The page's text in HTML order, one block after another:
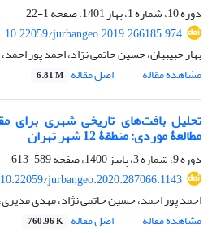
دوره 10، شماره 1، بهار 1401، صفحه
1-22
10.22059/jurbangeo.2019.266185.974
بهار حبیبیان، حسین حاتمی نژاد، احمد پور
مشاهده مقاله
اصل مقاله 6.81 M
تحلیل بافت‌های تاریخی شهری برای
مطالعۀ موردی: منطقۀ 12 شهر تهران
دوره 9، شماره 3، پاییز 1400، صفحه
589-613
10.22059/jurbangeo.2020.287066.1143
احمد پور احمد، حسین حاتمی نژاد، مهدی
مشاهده مقاله
اصل مقاله 760.96 K